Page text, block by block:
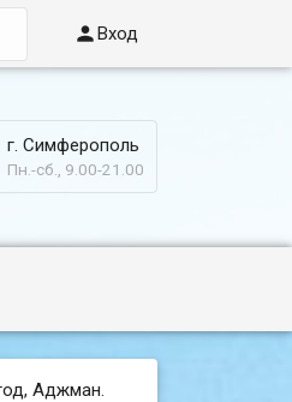
Вход
г. Симферополь
Пн.-сб., 9.00-21.00
Аджман.